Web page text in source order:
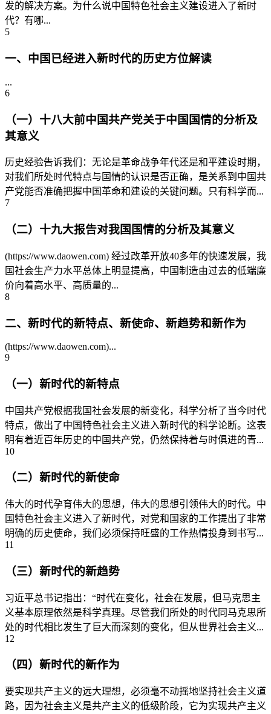
发的解决方案。为什么说中国特色社会主义建设进入了新时
代？有哪...
5
一、中国已经进入新时代的历史方位解读
...
6
（一）十八大前中国共产党关于中国国情的分析及
其意义
历史经验告诉我们：无论是革命战争年代还是和平建设时期，
对我们所处时代特点与国情的认识是否正确，是关系到中国共
产党能否准确把握中国革命和建设的关键问题。只有科学而...
7
（二）十九大报告对我国国情的分析及其意义
(https://www.daowen.com) 经过改革开放40多年的快速发展，我
国社会生产力水平总体上明显提高，中国制造由过去的低端廉
价向着高水平、高质量的...
8
二、新时代的新特点、新使命、新趋势和新作为
(https://www.daowen.com)...
9
（一）新时代的新特点
中国共产党根据我国社会发展的新变化，科学分析了当今时代
特点，做出了中国特色社会主义进入新时代的科学论断。这表
明有着近百年历史的中国共产党，仍然保持着与时俱进的青...
10
（二）新时代的新使命
伟大的时代孕育伟大的思想，伟大的思想引领伟大的时代。中
国特色社会主义进入了新时代，对党和国家的工作提出了非常
明确的历史使命，我们必须保持旺盛的工作热情投身到书写...
11
（三）新时代的新趋势
习近平总书记指出：“时代在变化，社会在发展，但马克思主
义基本原理依然是科学真理。尽管我们所处的时代同马克思所
处的时代相比发生了巨大而深刻的变化，但从世界社会主义...
12
（四）新时代的新作为
要实现共产主义的远大理想，必须毫不动摇地坚持社会主义道
路，因为社会主义是共产主义的低级阶段，它为实现共产主义